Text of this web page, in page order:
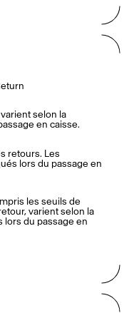
En/Fr
selon la
en caisse.
retours. Les
lors du passage en
les seuils de
varient selon la
lors du passage en